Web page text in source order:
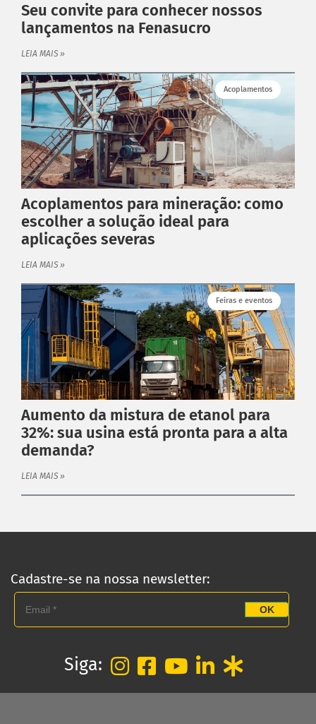
Seu convite para conhecer nossos
lançamentos na Fenasucro
LEIA MAIS »
Acoplamentos
Acoplamentos para mineração: como
escolher a solução ideal para
aplicações severas
LEIA MAIS »
Feiras e eventos
Aumento da mistura de etanol para
32%: sua usina está pronta para a alta
demanda?
LEIA MAIS »
Cadastre-se na nossa newsletter:
OK
Siga:
Empresa
Política de Privacidade
ATENDIMENTO
Fale conosco
Trabalhe Conosco